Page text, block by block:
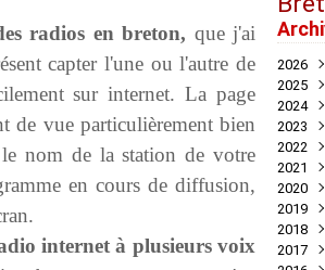
radios en breton, que j'ai
capter l'une ou l'autre de
sur internet. La page
de vue particulièrement bien
nom de la station de votre
en cours de diffusion,
internet à plusieurs voix
2026
Mai
Avril
Mars
2025
Août
Mai
Avril
Mars
2024
Août
Juin
2023
Juin
2022
Août
2021
2020
2019
2018
2017